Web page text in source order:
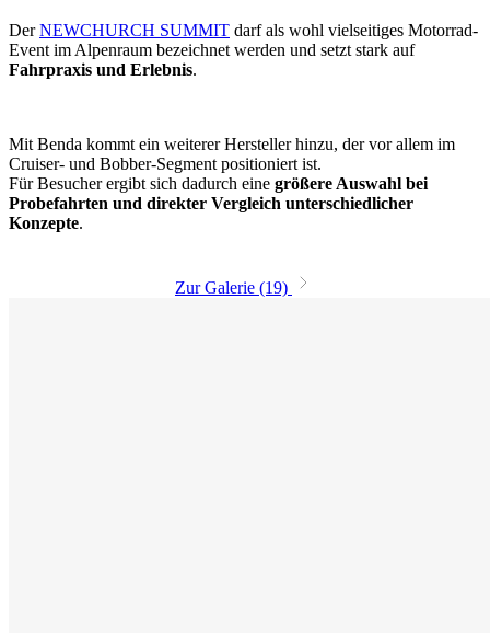
DerNEWCHURCH SUMMIT darf als wohl vielseitiges Motorrad-
Event im Alpenraum bezeichnet werden und setzt stark auf
Fahrpraxis und Erlebnis.
Mit Benda kommt ein weiterer Hersteller hinzu, der vor allem im
Cruiser- und Bobber-Segment positioniert ist.
Für Besucher ergibt sich dadurch eine größere Auswahl bei
Probefahrten und direkter Vergleich unterschiedlicher
Konzepte.
Zur Galerie (19)